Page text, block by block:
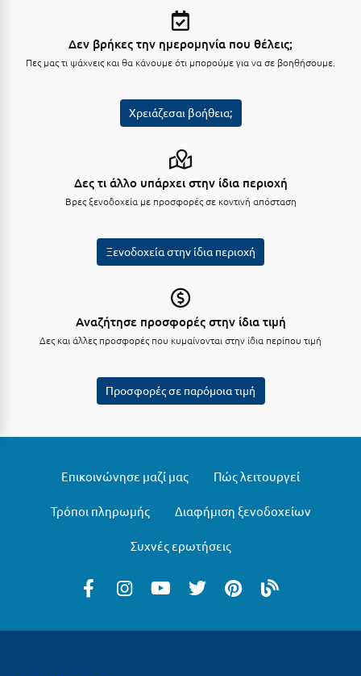
Λέσβος
Μεθώνη
Μεσολόγγι
Μήλος
Δεν βρήκες την ημερομηνία που θέλεις;
Πες μας τι ψάχνεις και θα κάνουμε ότι μπορούμε για να σε βοηθήσουμε.
Χρειάζεσαι βοήθεια;
Δες τι άλλο υπάρχει στην ίδια περιοχή
Βρες ξενοδοχεία με προσφορές σε κοντινή απόσταση
Ξενοδοχεία στην ίδια περιοχή
Αναζήτησε προσφορές στην ίδια τιμή
Δες και άλλες προσφορές που κυμαίνονται στην ίδια περίπου τιμή
Προσφορές σε παρόμοια τιμή
Επικοινώνησε μαζί μας Πώς λειτουργεί
Τρόποι πληρωμής Διαφήμιση ξενοδοχείων
Συχνές ερωτήσεις